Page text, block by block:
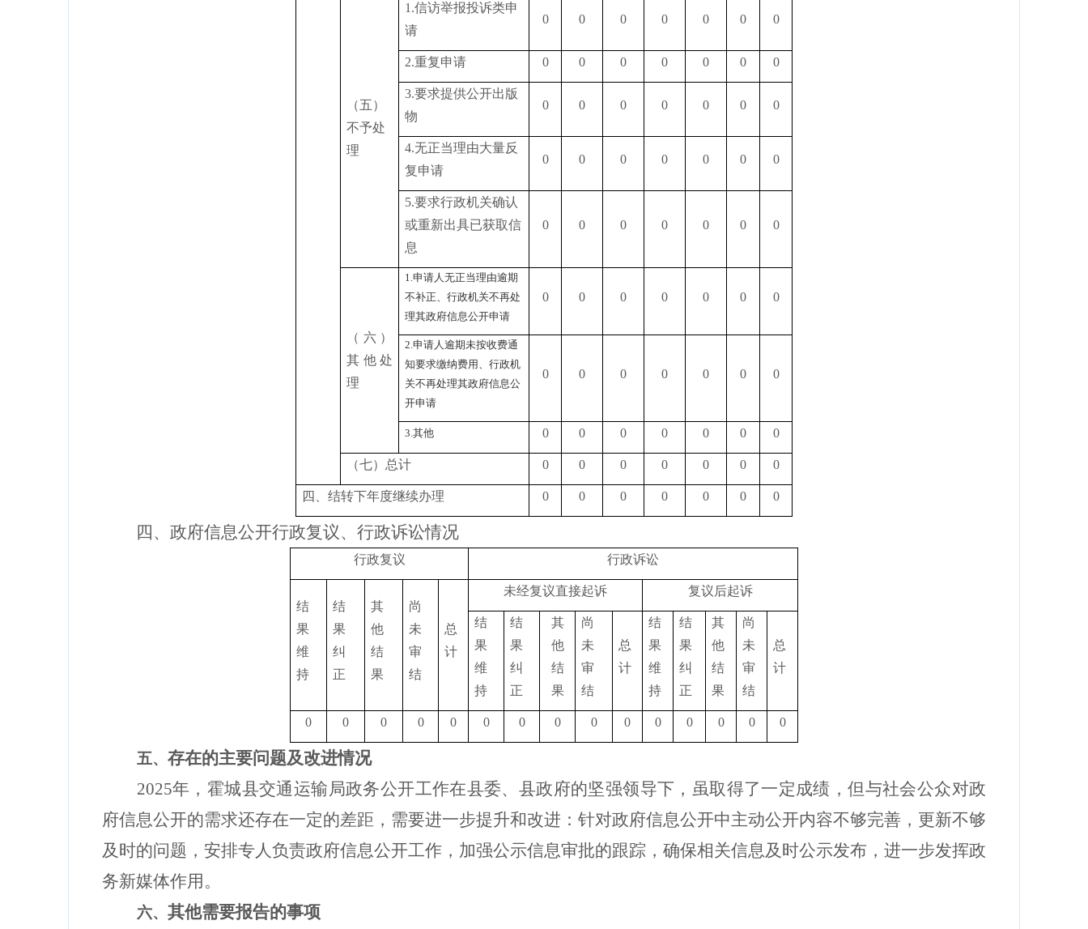
（五）
不予处
理
1.信访举报投诉类申
请
0 0 0 0 0 0 0
2.重复申请 0 0 0 0 0 0 0
3.要求提供公开出版
物
0 0 0 0 0 0 0
4.无正当理由大量反
复申请
0 0 0 0 0 0 0
5.要求行政机关确认
或重新出具已获取信
息
0 0 0 0 0 0 0
（ 六 ）
其他处
理
1.申请人无正当理由逾期
不补正、行政机关不再处
理其政府信息公开申请
0 0 0 0 0 0 0
2.申请人逾期未按收费通
知要求缴纳费用、行政机
关不再处理其政府信息公
开申请
0 0 0 0 0 0 0
3.其他 0 0 0 0 0 0 0
（七）总计 0 0 0 0 0 0 0
四、结转下年度继续办理 0 0 0 0 0 0 0
四、政府信息公开行政复议、行政诉讼情况
行政复议 行政诉讼
结
果
维
持
结
果
纠
正
其
他
结
果
尚
未
审
结
总
计
未经复议直接起诉 复议后起诉
结
果
维
持
结
果
纠
正
其
他
结
果
尚
未
审
结
总
计
结
果
维
持
结
果
纠
正
其
他
结
果
尚
未
审
结
总
计
0 0 0 0 0 0 0 0 0 0 0 0 0 0 0
五、 存在的主要问题及改进情况
2025年，霍城县交通运输局政务公开工作在县委、县政府的坚强领导下，虽取得了一定成绩，但与社会公众对政
府信息公开的需求还存在一定的差距，需要进一步提升和改进：针对政府信息公开中主动公开内容不够完善，更新不够
及时的问题，安排专人负责政府信息公开工作，加强公示信息审批的跟踪，确保相关信息及时公示发布，进一步发挥政
务新媒体作用。
六、 其他需要报告的事项